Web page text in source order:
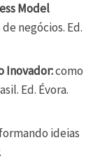
Model
negócios. Ed.
Inovador:como
Ed. Évora.
ideias